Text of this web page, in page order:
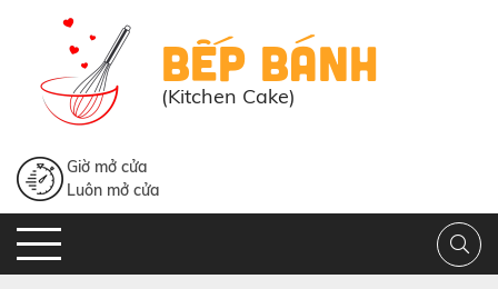
BẾP BÁNH
(Kitchen Cake)
Giờ mở cửa
Luôn mở cửa